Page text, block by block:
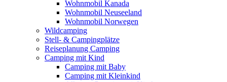
Wohnmobil Kanada
Wohnmobil Neuseeland
Wohnmobil Norwegen
Wildcamping
Stell- & Campingplätze
Reiseplanung Camping
Camping mit Kind
Camping mit Baby
Camping mit Kleinkind